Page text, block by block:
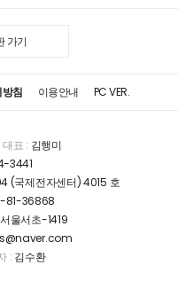
가기
침 이용안내 PC VER.
대표 : 김행미
3441
(국제전자센터) 4015 호
81-36868
울서초-1419
: 김수환